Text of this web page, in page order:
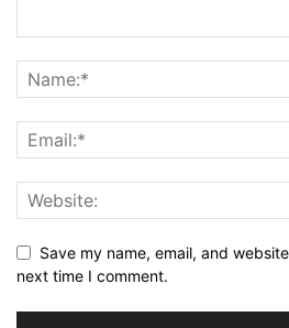
Save my name, email, and
next time I comment.